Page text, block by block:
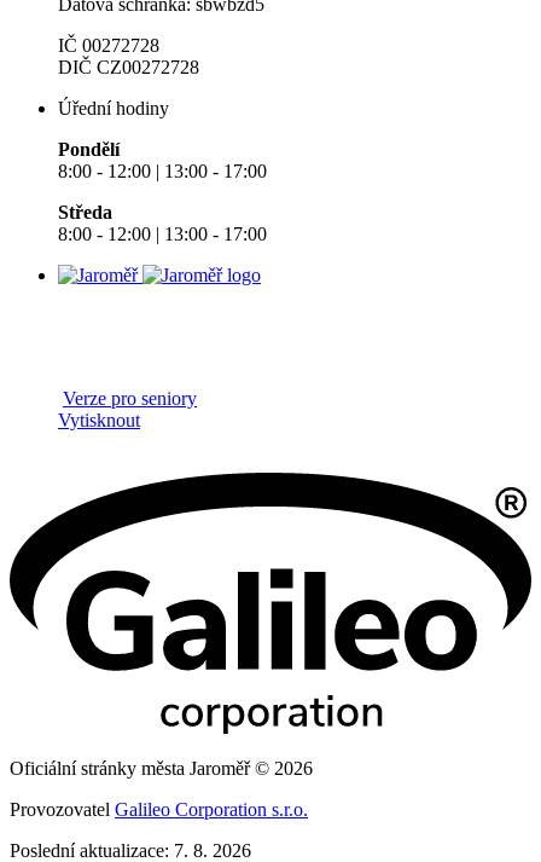
Datová schránka: sbwbzd5
IČ 00272728
DIČ CZ00272728
Úřední hodiny
Pondělí
8:00 - 12:00 | 13:00 - 17:00
Středa
8:00 - 12:00 | 13:00 - 17:00
Verze pro seniory
Vytisknout
Oficiální stránky města Jaroměř © 2026
Provozovatel Galileo Corporation s.r.o.
Poslední aktualizace: 7. 8. 2026